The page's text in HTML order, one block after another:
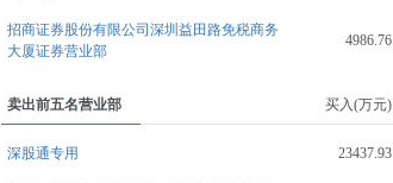
招商证券股份有限公司深圳益田路免税商务
大厦证券营业部
4986.76
卖出前五名营业部 买入(万元)
深股通专用 23437.93